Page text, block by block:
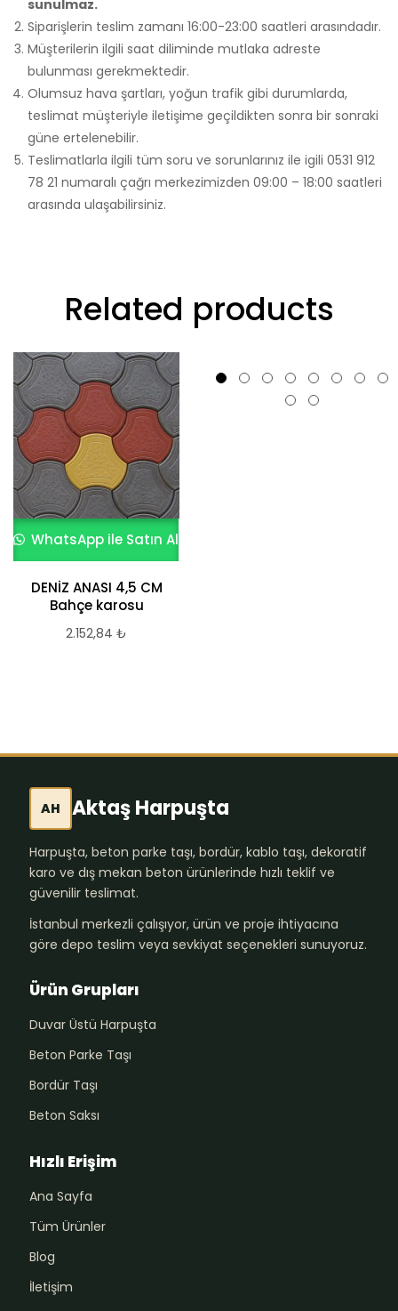
sunulmaz.
Siparişlerin teslim zamanı 16:00-23:00 saatleri arasındadır.
Müşterilerin ilgili saat diliminde mutlaka adreste
bulunması gerekmektedir.
Olumsuz hava şartları, yoğun trafik gibi durumlarda,
teslimat müşteriyle iletişime geçildikten sonra bir sonraki
güne ertelenebilir.
Teslimatlarla ilgili tüm soru ve sorunlarınız ile igili 0531 912
78 21 numaralı çağrı merkezimizden 09:00 – 18:00 saatleri
arasında ulaşabilirsiniz.
Related products
WhatsApp ile Satın Al
DENİZ ANASI 4,5 CM
Bahçe karosu
2.152,84 ₺
AH Aktaş Harpuşta
Harpuşta, beton parke taşı, bordür, kablo taşı, dekoratif
karo ve dış mekan beton ürünlerinde hızlı teklif ve
güvenilir teslimat.
İstanbul merkezli çalışıyor, ürün ve proje ihtiyacına
göre depo teslim veya sevkiyat seçenekleri sunuyoruz.
Ürün Grupları
Duvar Üstü Harpuşta
Beton Parke Taşı
Bordür Taşı
Beton Saksı
Hızlı Erişim
Ana Sayfa
Tüm Ürünler
Blog
İletişim